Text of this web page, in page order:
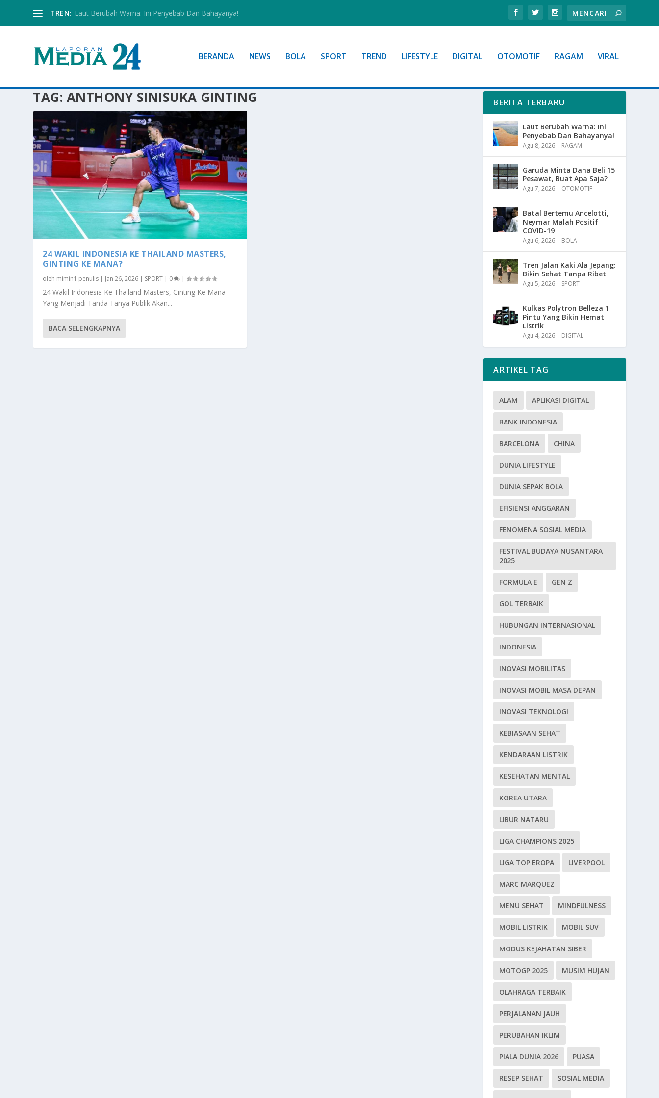
TREN: Laut Berubah Warna: Ini Penyebab Dan Bahayanya!
BERANDA NEWS BOLA SPORT TREND LIFESTYLE DIGITAL OTOMOTIF RAGAM VIRAL
TAG: ANTHONY SINISUKA GINTING
24 WAKIL INDONESIA KE THAILAND MASTERS,
GINTING KE MANA?
oleh mimin1 penulis | Jan 26, 2026 | SPORT | 0 |
24 Wakil Indonesia Ke Thailand Masters, Ginting Ke Mana
Yang Menjadi Tanda Tanya Publik Akan...
BACA SELENGKAPNYA
BERITA TERBARU
Laut Berubah Warna: Ini
Penyebab Dan Bahayanya!
Agu 8, 2026 | RAGAM
Garuda Minta Dana Beli 15
Pesawat, Buat Apa Saja?
Agu 7, 2026 | OTOMOTIF
Batal Bertemu Ancelotti,
Neymar Malah Positif
COVID-19
Agu 6, 2026 | BOLA
Tren Jalan Kaki Ala Jepang:
Bikin Sehat Tanpa Ribet
Agu 5, 2026 | SPORT
Kulkas Polytron Belleza 1
Pintu Yang Bikin Hemat
Listrik
Agu 4, 2026 | DIGITAL
ARTIKEL TAG
ALAM APLIKASI DIGITAL
BANK INDONESIA
BARCELONA CHINA
DUNIA LIFESTYLE
DUNIA SEPAK BOLA
EFISIENSI ANGGARAN
FENOMENA SOSIAL MEDIA
FESTIVAL BUDAYA NUSANTARA
2025
FORMULA E GEN Z
GOL TERBAIK
HUBUNGAN INTERNASIONAL
INDONESIA
INOVASI MOBILITAS
INOVASI MOBIL MASA DEPAN
INOVASI TEKNOLOGI
KEBIASAAN SEHAT
KENDARAAN LISTRIK
KESEHATAN MENTAL
KOREA UTARA
LIBUR NATARU
LIGA CHAMPIONS 2025
LIGA TOP EROPA LIVERPOOL
MARC MARQUEZ
MENU SEHAT MINDFULNESS
MOBIL LISTRIK MOBIL SUV
MODUS KEJAHATAN SIBER
MOTOGP 2025 MUSIM HUJAN
OLAHRAGA TERBAIK
PERJALANAN JAUH
PERUBAHAN IKLIM
PIALA DUNIA 2026 PUASA
RESEP SEHAT SOSIAL MEDIA